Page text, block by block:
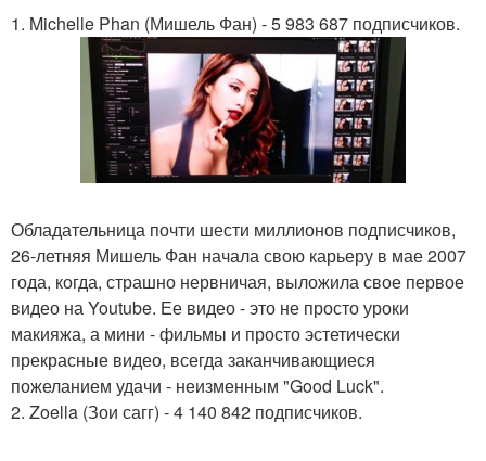
1. Michelle Phan (Мишель Фан) - 5 983 687 подписчиков.
Обладательница почти шести миллионов подписчиков,
26-летняя Мишель Фан начала свою карьеру в мае 2007
года, когда, страшно нервничая, выложила свое первое
видео на Youtube. Ее видео - это не просто уроки
макияжа, а мини - фильмы и просто эстетически
прекрасные видео, всегда заканчивающиеся
пожеланием удачи - неизменным "Good Luck".
2. Zoella (Зои сагг) - 4 140 842 подписчиков.